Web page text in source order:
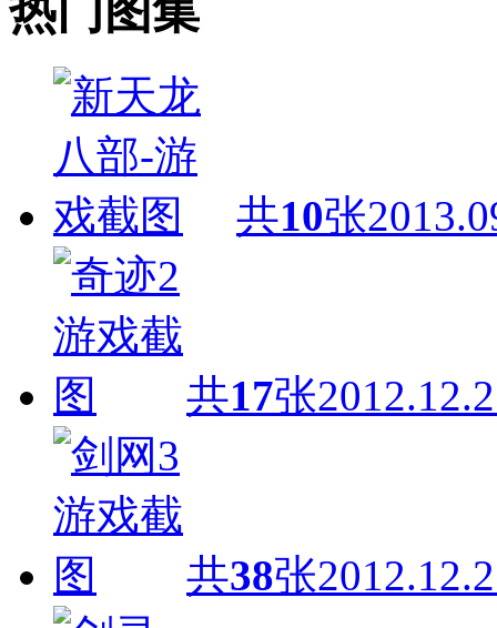
热门图集
共10张
共17张
共38张